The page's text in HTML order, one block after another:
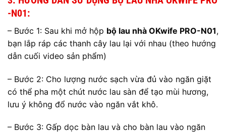
-N01:
– Bước 1: Sau khi mở hộp bộ lau nhà OKwife PRO-N01,
bạn lắp ráp các thanh cây lau lại với nhau (theo hướng
dẫn cuối video sản phẩm)
– Bước 2: Cho lượng nước sạch vừa đủ vào ngăn giặt
có thể pha một chút nước lau sàn để tạo mùi hương,
lưu ý không đổ nước vào ngăn vắt khô.
– Bước 3: Gấp dọc bàn lau và cho bàn lau vào ngăn